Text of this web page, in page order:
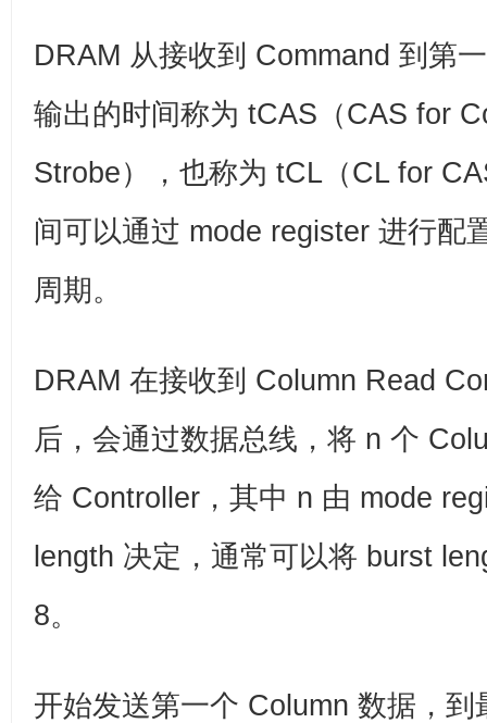
DRAM 从接收到 Command 到第
输出的时间称为 tCAS（CAS for
Strobe），也称为 tCL（CL for
间可以通过 mode register 进行配
周期。
DRAM 在接收到 Column Read
后，会通过数据总线，将 n 个
给 Controller，其中 n 由 mode
length 决定，通常可以将 burst
8。
开始发送第一个 Column 数据，